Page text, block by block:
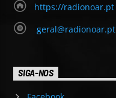
https://radionoar.pt
geral@radionoar.pt
SIGA-NOS